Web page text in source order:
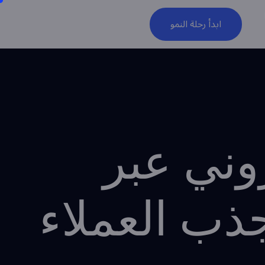
ابدأ رحلة النمو
عبر
العملاء